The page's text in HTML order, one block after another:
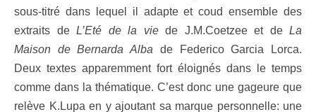
sous-titré dans lequel il adapte et coud ensemble des
extraits de L’Eté de la vie de J.M.Coetzee et de La
Maison de Bernarda Alba de Federico Garcia Lorca.
Deux textes apparemment fort éloignés dans le temps
comme dans la thématique. C’est donc une gageure que
relève K.Lupa en y ajoutant sa marque personnelle: une